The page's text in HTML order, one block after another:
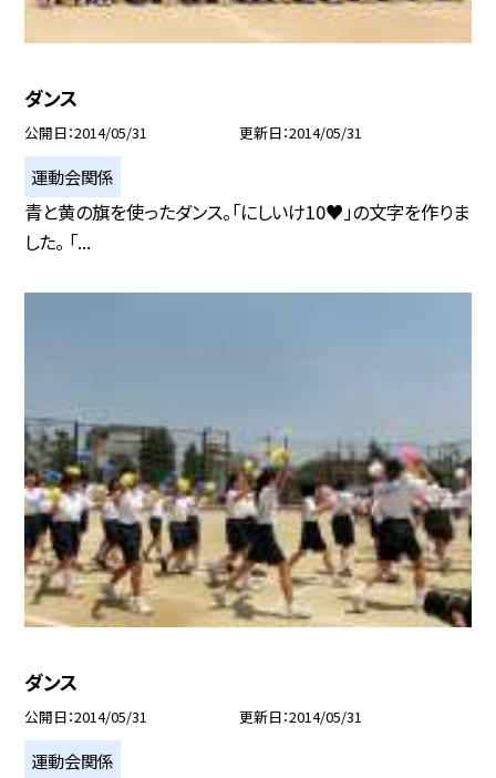
ダンス
公開日 2014/05/31 更新日 2014/05/31
運動会関係
青と黄の旗を使ったダンス。「にしいけ10♥」の文字を作りま
した。 「...
ダンス
公開日 2014/05/31 更新日 2014/05/31
運動会関係